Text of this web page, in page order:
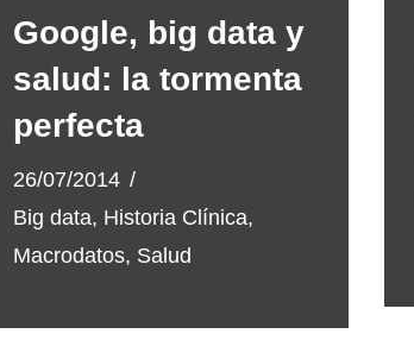
Google, big data y
salud: la tormenta
perfecta
26/07/2014
Big data, Historia Clínica,
Macrodatos, Salud